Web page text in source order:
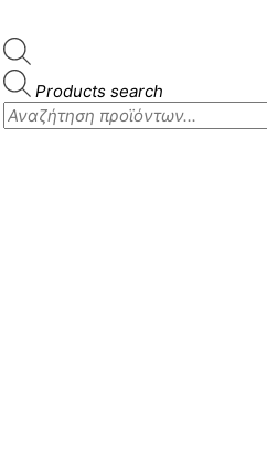
Products search